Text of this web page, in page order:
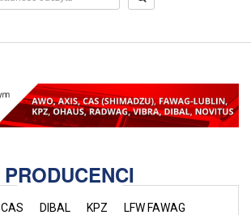
PRODUCENCI
CAS DIBAL KPZ
LFW FAWAG